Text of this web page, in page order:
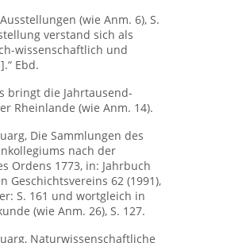
(wie Anm. 6), S.
verstand sich als
wissenschaftlich und
Ebd.
bringt die Jahrtausend-
Rheinlande (wie Anm. 14).
Die Sammlungen des
nach der
Ordens 1773, in: Jahrbuch
Geschichtsvereins 62 (1991),
S. 161 und wortgleich in
(wie Anm. 26), S. 127.
Naturwissenschaftliche